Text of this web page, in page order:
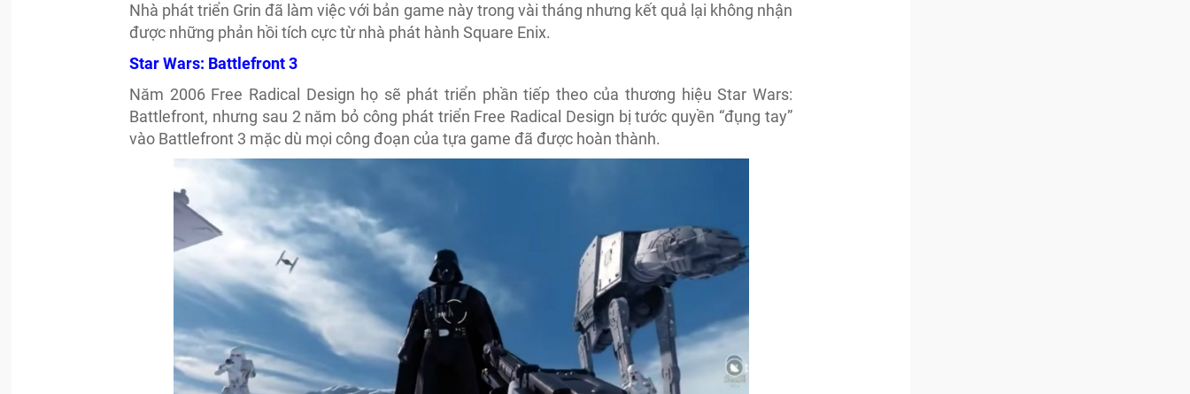
Nhà phát triển Grin đã làm việc với bản game này trong vài tháng nhưng kết quả lại không nhận
được những phản hồi tích cực từ nhà phát hành Square Enix.
Star Wars: Battlefront 3
Năm 2006 Free Radical Design họ sẽ phát triển phần tiếp theo của thương hiệu Star Wars:
Battlefront, nhưng sau 2 năm bỏ công phát triển Free Radical Design bị tước quyền “đụng tay”
vào Battlefront 3 mặc dù mọi công đoạn của tựa game đã được hoàn thành.